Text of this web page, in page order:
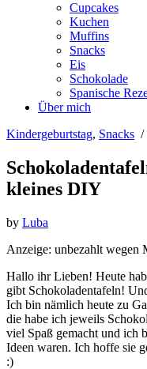
Cupcakes
Kuchen
Muffins
Snacks
Eis
Schokolade
Spanische
Über mich
Kindergeburtstag, Snacks /
kleines DIY
by Luba
Anzeige: unbezahlt wegen
Hallo ihr Lieben! Heute
gibt Schokoladentafeln!
Ich bin nämlich heute zu
die habe ich jeweils
viel Spaß gemacht und ich
Ideen waren. Ich hoffe sie
:)